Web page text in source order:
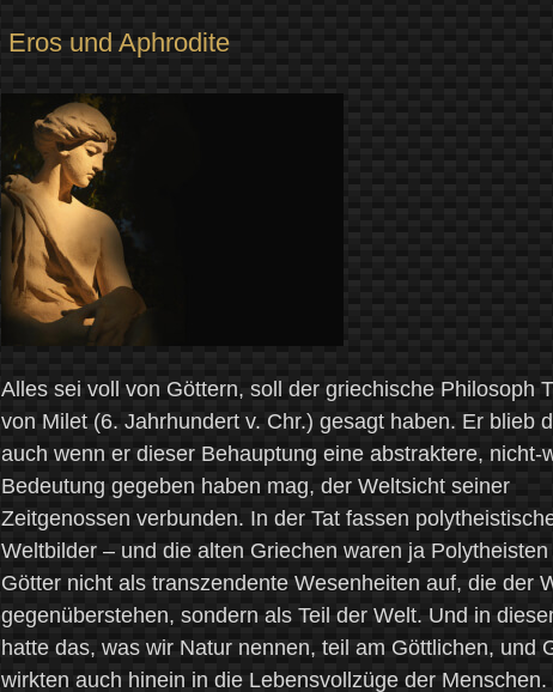
Eros und Aphrodite
Alles sei voll von Göttern, soll der griechische Philosoph
von Milet (6. Jahrhundert v. Chr.) gesagt haben. Er blieb
auch wenn er dieser Behauptung eine abstraktere, nicht-
Bedeutung gegeben haben mag, der Weltsicht seiner
Zeitgenossen verbunden. In der Tat fassen
Weltbilder – und die alten Griechen waren ja
Götter nicht als transzendente Wesenheiten auf, die der
gegenüberstehen, sondern als Teil der Welt. Und in
hatte das, was wir Natur nennen, teil am Göttlichen, und
wirkten auch hinein in die Lebensvollzüge der Menschen.